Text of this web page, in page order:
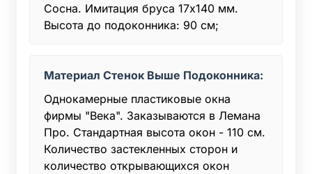
Сосна. Имитация бруса 17х140 мм.
Высота до подоконника: 90 см;
Материал Стенок Выше Подоконника:
Однокамерные пластиковые окна
фирмы "Века". Заказываются в Лемана
Про. Стандартная высота окон - 110 см.
Количество застекленных сторон и
количество открывающихся окон